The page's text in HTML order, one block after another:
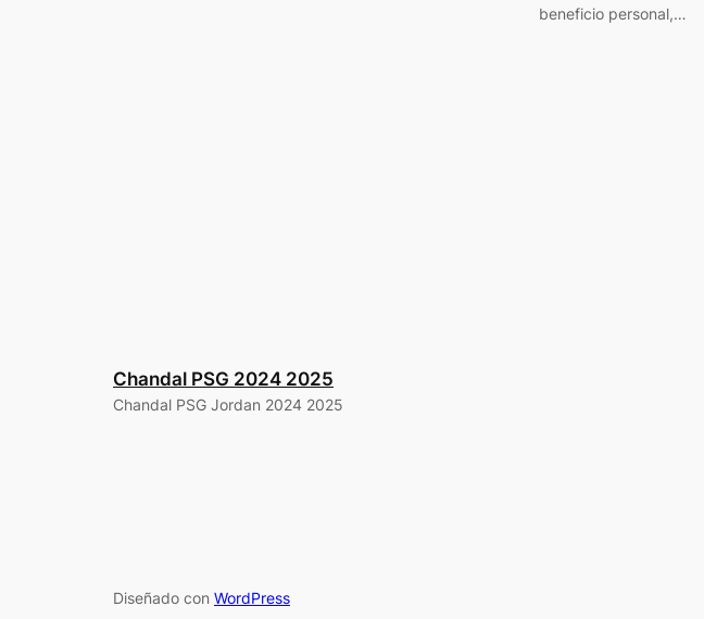
beneficio personal,…
Chandal PSG 2024 2025
Chandal PSG Jordan 2024 2025
Diseñado con WordPress